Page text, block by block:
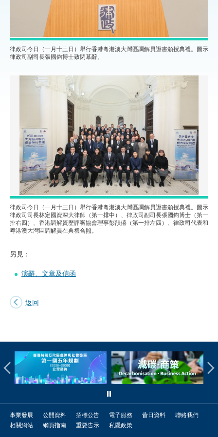
律政司今日（一月十三日）舉行香港粵港澳大灣區調解員證書頒授典禮。圖示
律政司副司長張國鈞博士致閉幕辭。
律政司今日（一月十三日）舉行香港粵港澳大灣區調解員證書頒授典禮。圖示
律政司司長林定國資深大律師（第一排中）、律政司副司長張國鈞博士（第一
排右四）、香港調解資歷評審協會理事彭韻僖（第一排左四）、律政司代表和
粵港澳大灣區調解員在典禮合照。
另見：
演辭、文章及信函
返回
事業發展 公開資料 招標公告 電子服務 昔日資料
聯絡我們
相關網站
網頁指南 重要告示 私隱政策